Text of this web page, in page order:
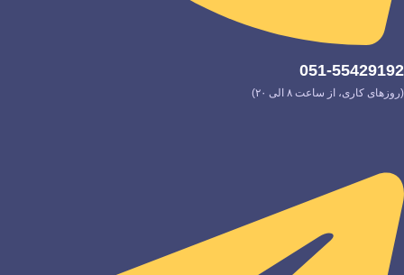
051-55429192
(روزهای کاری، از ساعت ۸ الی ۲۰)